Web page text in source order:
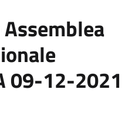
09-12-2021